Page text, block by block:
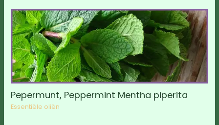
Pepermunt, Peppermint Mentha piperita
Essentiële oliën